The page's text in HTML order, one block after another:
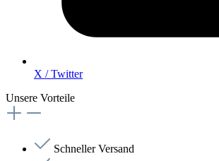
X / Twitter
Unsere Vorteile
Schneller Versand